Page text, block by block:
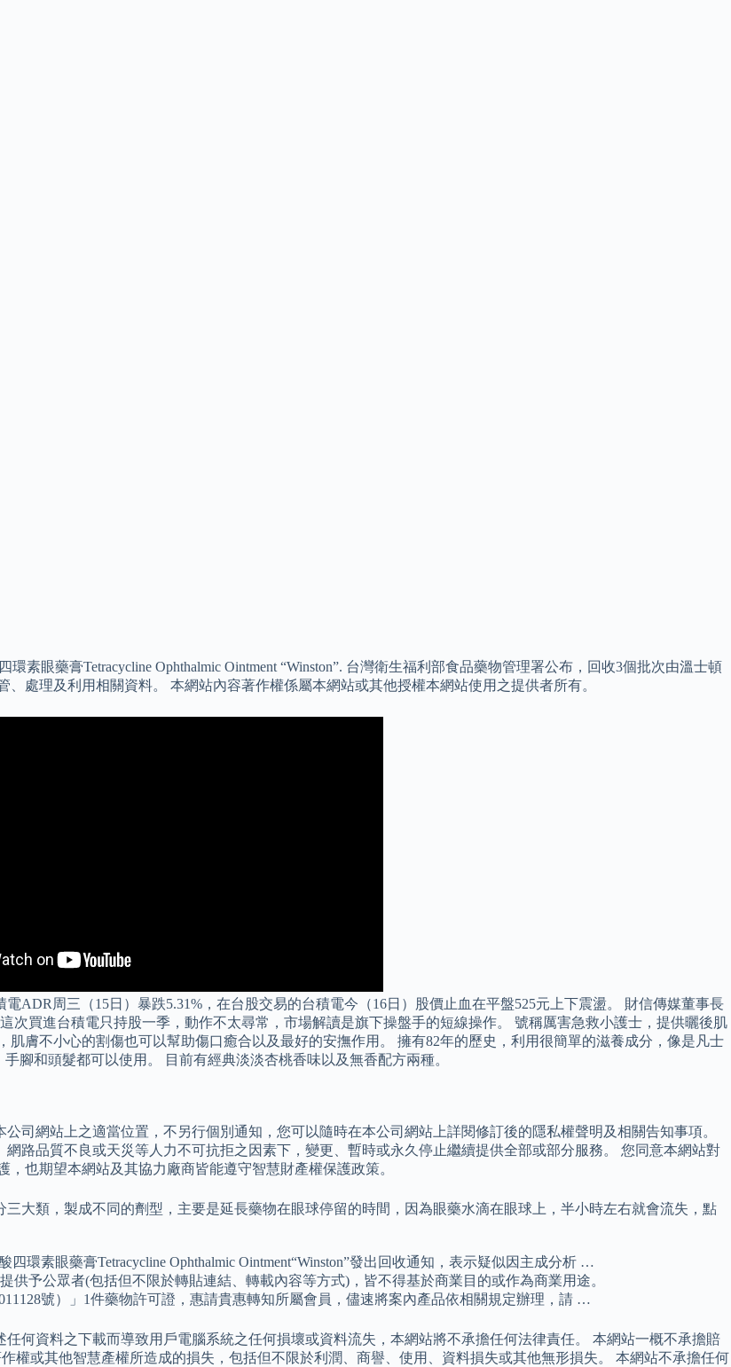
素眼藥膏Tetracycline Ophthalmic Ointment “Winston”. 台灣衛生福利部食品藥物管理署公布，回收3個批次由溫士頓
處理及利用相關資料。 本網站內容著作權係屬本網站或其他授權本網站使用之提供者所有。
ADR周三（15日）暴跌5.31%，在台股交易的台積電今（16日）股價止血在平盤525元上下震盪。 財信傳媒董事長
次買進台積電只持股一季，動作不太尋常，市場解讀是旗下操盤手的短線操作。 號稱厲害急救小護士，提供曬後肌
膚不小心的割傷也可以幫助傷口癒合以及最好的安撫作用。 擁有82年的歷史，利用很簡單的滋養成分，像是凡士
腳和頭髮都可以使用。 目前有經典淡淡杏桃香味以及無香配方兩種。
司網站上之適當位置，不另行個別通知，您可以隨時在本公司網站上詳閱修訂後的隱私權聲明及相關告知事項。
路品質不良或天災等人力不可抗拒之因素下，變更、暫時或永久停止繼續提供全部或部分服務。 您同意本網站對
也期望本網站及其協力廠商皆能遵守智慧財產權保護政策。
大類，製成不同的劑型，主要是延長藥物在眼球停留的時間，因為眼藥水滴在眼球上，半小時左右就會流失，點
環素眼藥膏Tetracycline Ophthalmic Ointment“Winston”發出回收通知，表示疑似因主成分析 …
予公眾者(包括但不限於轉貼連結、轉載內容等方式)，皆不得基於商業目的或作為商業用途。
號）」1件藥物許可證，惠請貴惠轉知所屬會員，儘速將案內產品依相關規定辦理，請 …
何資料之下載而導致用戶電腦系統之任何損壞或資料流失，本網站將不承擔任何法律責任。 本網站一概不承擔賠
權或其他智慧產權所造成的損失，包括但不限於利潤、商譽、使用、資料損失或其他無形損失。 本網站不承擔任何